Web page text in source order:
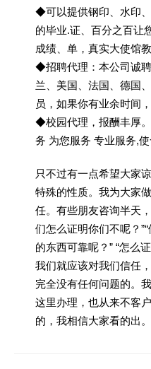
◆可以提供钢印、水印
的毕业.证、百分之百让
成绩、单，真实大使馆
◆招聘代理：本公司诚
兰、美国、法国、德国
员，如果你有业余时间
◆校园代理，报酬丰厚
务 为您服务 专业服务,使
只不过有一点希望大家
特殊的性质。我为大家
任。有些朋友咨询半天
们怎么证明你们不呢？
的东西可靠呢？” “怎么
我们就应该对我们信任
完全没有任何问题的。
这里办理，也从来不客
的，我相信大家看的出